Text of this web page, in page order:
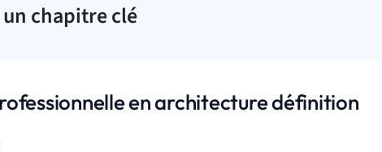
un chapitre clé
en architecture définition